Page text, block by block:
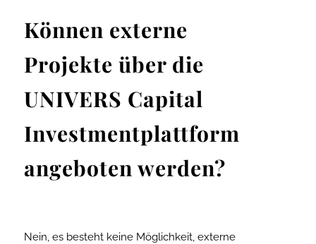
Können externe
Projekte über die
UNIVERS Capital
Investmentplattform
angeboten werden?
Nein, es besteht keine Möglichkeit, externe